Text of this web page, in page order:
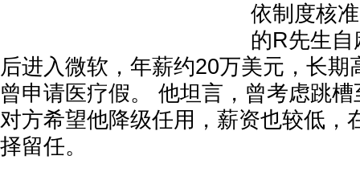
依制度核
的R先生
后进入微软，年薪约20万美元，长期
曾申请医疗假。 他坦言，曾考虑跳
对方希望他降级任用，薪资也较低，
择留任。